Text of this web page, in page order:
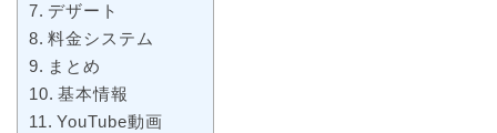
デザート
料金システム
まとめ
基本情報
YouTube動画